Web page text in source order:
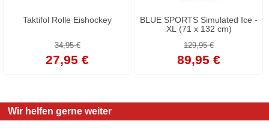
Taktifol Rolle Eishockey
34,95 €
27,95 €
BLUE SPORTS Simulated Ice -
XL (71 x 132 cm)
129,95 €
89,95 €
Wir helfen gerne weiter